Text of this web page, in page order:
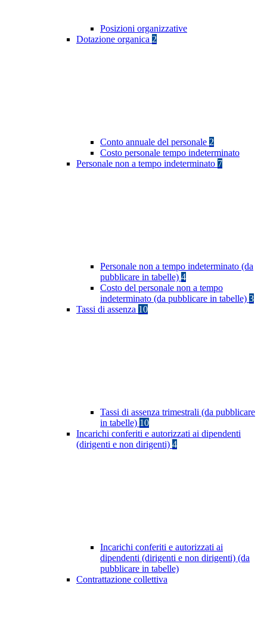
Posizioni organizzative
Dotazione organica 2
Conto annuale del personale 2
Costo personale tempo indeterminato
Personale non a tempo indeterminato 7
Personale non a tempo indeterminato (da
pubblicare in tabelle) 4
Costo del personale non a tempo
indeterminato (da pubblicare in tabelle) 3
Tassi di assenza 10
Tassi di assenza trimestrali (da pubblicare
in tabelle) 10
Incarichi conferiti e autorizzati ai dipendenti
(dirigenti e non dirigenti) 4
Incarichi conferiti e autorizzati ai
dipendenti (dirigenti e non dirigenti) (da
pubblicare in tabelle)
Contrattazione collettiva